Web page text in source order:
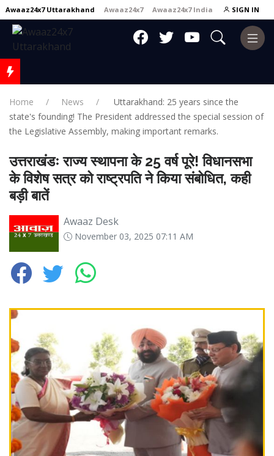
Awaaz24x7 Uttarakhand Awaaz24x7 Awaaz24x7 India SIGN IN
Home News
Uttarakhand: 25 years since the
state's founding! The President addressed the special session of
the Legislative Assembly, making important remarks.
उत्तराखंडः राज्य स्थापना के 25 वर्ष पूरे! विधानसभा
के विशेष सत्र को राष्ट्रपति ने किया संबोधित, कही
बड़ी बातें
Awaaz Desk
November 03, 2025 07:11 AM